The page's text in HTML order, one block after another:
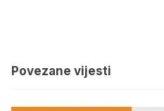
Povezane vijesti